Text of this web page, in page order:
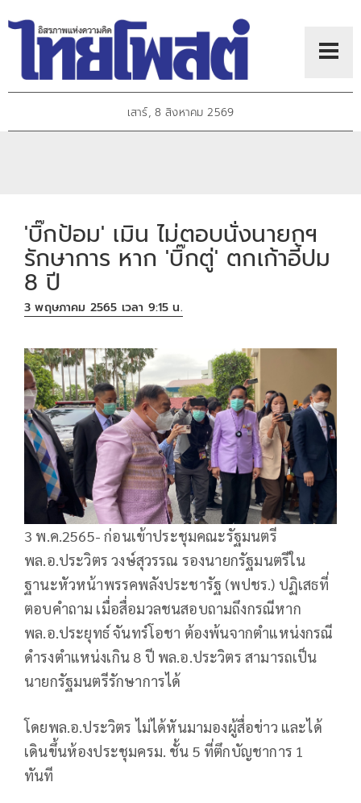
เสาร์, 8 สิงหาคม 2569
'บิ๊กป้อม' เมิน ไม่ตอบนั่งนายกฯ
รักษาการ หาก 'บิ๊กตู่' ตกเก้าอี้ปม
8 ปี
3 พฤษภาคม 2565 เวลา 9:15 น.
3 พ.ค.2565- ก่อนเข้าประชุมคณะรัฐมนตรี
พล.อ.ประวิตร วงษ์สุวรรณ รองนายกรัฐมนตรีใน
ฐานะหัวหน้าพรรคพลังประชารัฐ (พปชร.) ปฏิเสธที่
ตอบคำถาม เมื่อสื่อมวลชนสอบถามถึงกรณีหาก
พล.อ.ประยุทธ์ จันทร์โอชา ต้องพ้นจากตำแหน่งกรณี
ดำรงตำแหน่งเกิน 8 ปี พล.อ.ประวิตร สามารถเป็น
นายกรัฐมนตรีรักษาการได้
โดยพล.อ.ประวิตร ไม่ได้หันมามองผู้สื่อข่าว และได้
เดินขึ้นห้องประชุมครม. ชั้น 5 ที่ตึกบัญชาการ 1
ทันที